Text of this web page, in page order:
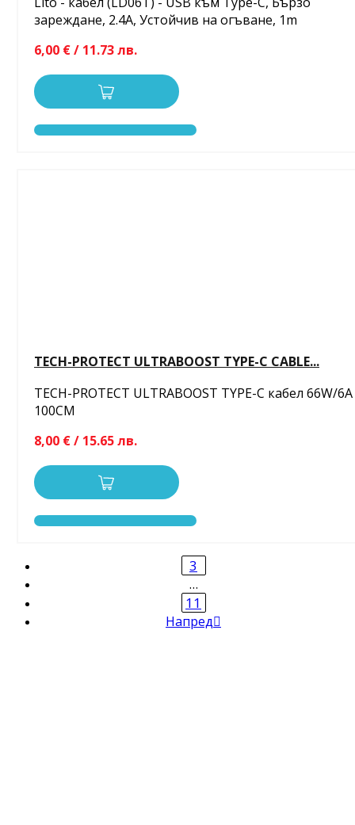
зареждане, 2.4A, Устойчив на огъване, 1m
6,00 € / 11.73 лв.
TECH-PROTECT ULTRABOOST TYPE-C CABLE...
TECH-PROTECT ULTRABOOST TYPE-C кабел 66W/6A
100CM
8,00 € / 15.65 лв.
3
…
11
Напред